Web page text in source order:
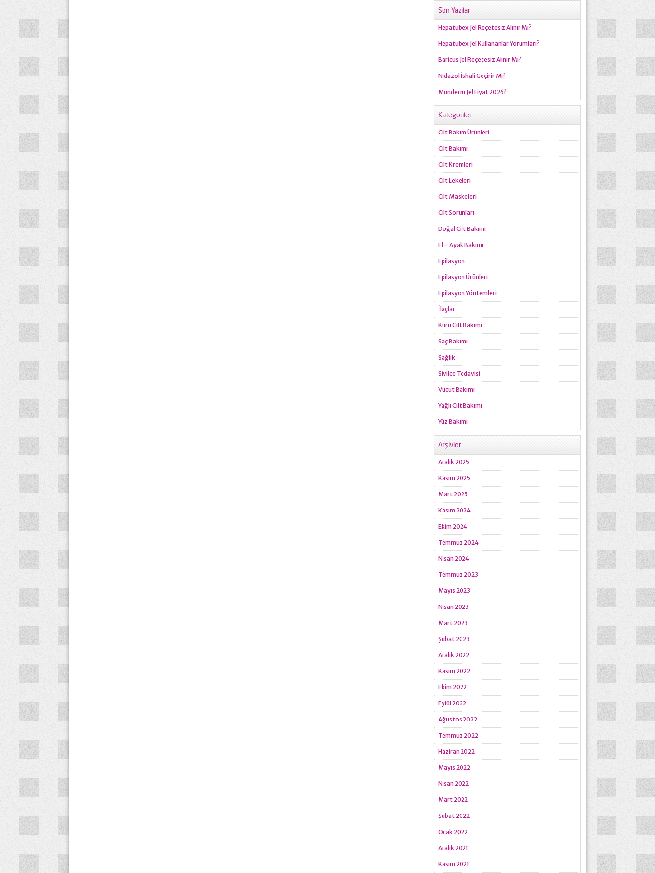
Son Yazılar
Hepatubex Jel Reçetesiz Alınır Mı?
Hepatubex Jel Kullananlar Yorumları?
Baricus Jel Reçetesiz Alınır Mı?
Nidazol İshali Geçirir Mi?
Munderm Jel Fiyat 2026?
Kategoriler
Cilt Bakım Ürünleri
Cilt Bakımı
Cilt Kremleri
Cilt Lekeleri
Cilt Maskeleri
Cilt Sorunları
Doğal Cilt Bakımı
El – Ayak Bakımı
Epilasyon
Epilasyon Ürünleri
Epilasyon Yöntemleri
İlaçlar
Kuru Cilt Bakımı
Saç Bakımı
Sağlık
Sivilce Tedavisi
Vücut Bakımı
Yağlı Cilt Bakımı
Yüz Bakımı
Arşivler
Aralık 2025
Kasım 2025
Mart 2025
Kasım 2024
Ekim 2024
Temmuz 2024
Nisan 2024
Temmuz 2023
Mayıs 2023
Nisan 2023
Mart 2023
Şubat 2023
Aralık 2022
Kasım 2022
Ekim 2022
Eylül 2022
Ağustos 2022
Temmuz 2022
Haziran 2022
Mayıs 2022
Nisan 2022
Mart 2022
Şubat 2022
Ocak 2022
Aralık 2021
Kasım 2021